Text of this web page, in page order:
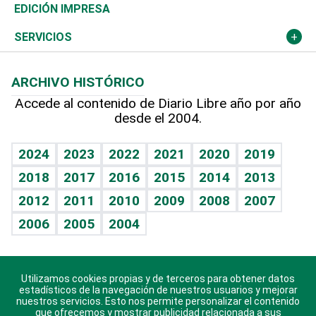
Caribe
Resto del mundo
Global y variable
Economía personal
Novedades
Podcast Arte Libre
Hablando con el pediatra
Vida y familia
Eñe
Celebrando la vida
Sin complejos
En pocas palabras
Escuchando al corazón
Olimpismo
Más deportes
TBT Deportivo
Noticiero Poteleche
Columnistas
Más firmas
Martes de tecnología
Cambio climático
Deportes
Opinión
Hecho en casa
Guía del dinero
EDICIÓN IMPRESA
SERVICIOS
Cumpleaños
Horóscopos
Crucigramas
ARCHIVO HISTÓRICO
Accede al contenido de Diario Libre año por año
desde el 2004.
2024 2023 2022 2021 2020
2019
2018
2017 2016 2015 2014
2013
2012
2011 2010 2009 2008
2007
2006
2005 2004
Descarga nuestras aplicaciones para Android, iOS y
sistema Huawei.
Utilizamos cookies propias y de terceros para obtener datos
estadísticos de la navegación de nuestros usuarios y mejorar
nuestros servicios. Esto nos permite personalizar el contenido
que ofrecemos y mostrar publicidad relacionada a sus